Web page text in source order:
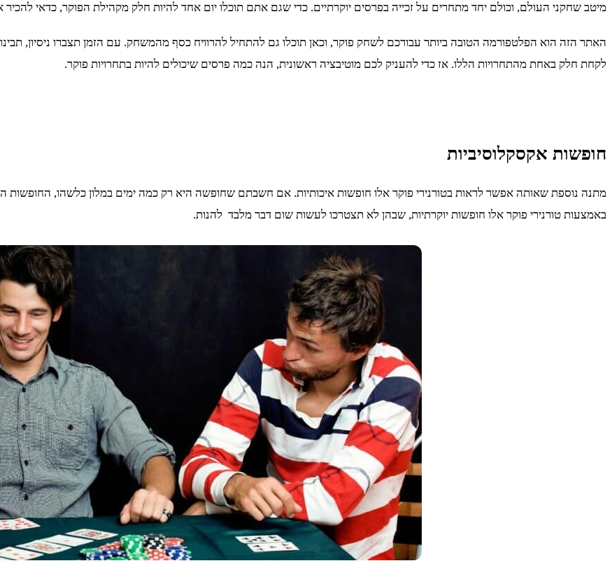
מיטב שחקני העולם, וכולם יחד מתחרים על זכייה בפרסים יוקרתיים. כדי שגם אתם תוכלו יום אחד להיות חלק מקהילת הפוקר, כדאי
האתר הזה הוא הפלטפורמה הטובה ביותר עבורכם לשחק פוקר, וכאן תוכלו גם להתחיל להרוויח כסף מהמשחק. עם הזמן תצברו ניסיון,
לקחת חלק באחת מהתחרויות הללו. אז כדי להעניק לכם מוטיבציה ראשונית, הנה כמה פרסים שיכולים להיות בתחרויות פוקר.
חופשות אקסקלוסיביות
מתנה נוספת שאותה אפשר לראות בטורנירי פוקר אלו חופשות איכותיות. אם חשבתם שחופשה היא רק כמה ימים במלון כלשהו, החופשות
באמצעות טורנירי פוקר אלו חופשות יוקרתיות, שבהן לא תצטרכו לעשות שום דבר מלבד להנות.